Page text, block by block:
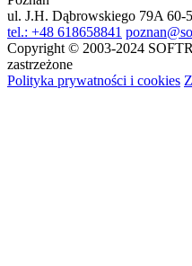
ul. J.H. Dąbrowskiego 79A 60-
tel.: +48 618658841
Copyright © 2003-2024
zastrzeżone
Polityka prywatności i cookies